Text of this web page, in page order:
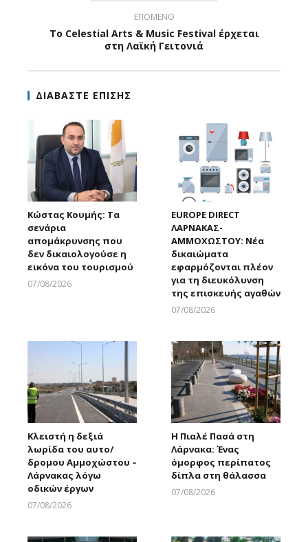
ΕΠΟΜΕΝΟ
Το Celestial Arts & Music Festival έρχεται
στη Λαϊκή Γειτονιά
ΔΙΑΒΑΣΤΕ ΕΠΙΣΗΣ
Κώστας Κουμής: Τα
σενάρια
απομάκρυνσης που
δεν δικαιολογούσε η
εικόνα του τουρισμού
07/08/2026
EUROPE DIRECT
ΛΑΡΝΑΚΑΣ-
ΑΜΜΟΧΩΣΤΟΥ: Νέα
δικαιώματα
εφαρμόζονται πλέον
για τη διευκόλυνση
της επισκευής αγαθών
07/08/2026
Κλειστή η δεξιά
λωρίδα του αυτο/
δρομου Αμμοχώστου –
Λάρνακας λόγω
οδικών έργων
07/08/2026
Η Πιαλέ Πασά στη
Λάρνακα: Ένας
όμορφος περίπατος
δίπλα στη θάλασσα
07/08/2026